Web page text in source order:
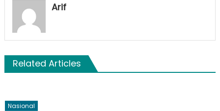
Arif
Related Articles
Nasional